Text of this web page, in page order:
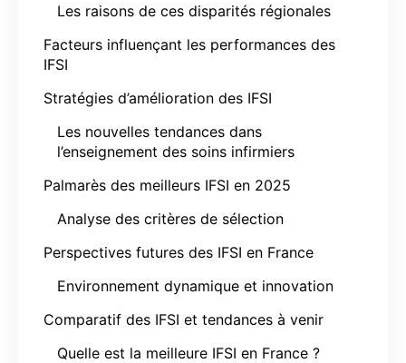
Les raisons de ces disparités régionales
Facteurs influençant les performances des
IFSI
Stratégies d’amélioration des IFSI
Les nouvelles tendances dans
l’enseignement des soins infirmiers
Palmarès des meilleurs IFSI en 2025
Analyse des critères de sélection
Perspectives futures des IFSI en France
Environnement dynamique et innovation
Comparatif des IFSI et tendances à venir
Quelle est la meilleure IFSI en France ?